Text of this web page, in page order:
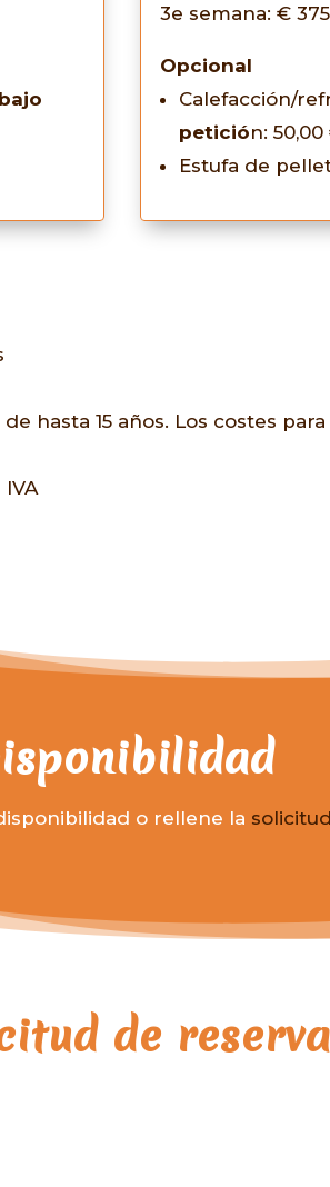
bajo
3e semana: €
Opcional
Calefacción/
petición:
Estufa de
hasta 15 años. Los costes
o rellene la
de reserva